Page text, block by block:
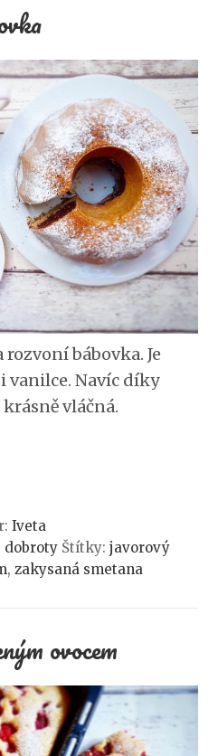
bábovka. Je
vanilce. Navíc díky
vláčná.
Iveta
dobroty Štítky:javorový
, zakysaná smetana
ovocem